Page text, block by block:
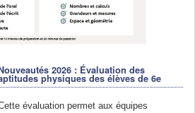
2026 : Évaluation des
physiques des élèves de 6e
évaluation permet aux équipes